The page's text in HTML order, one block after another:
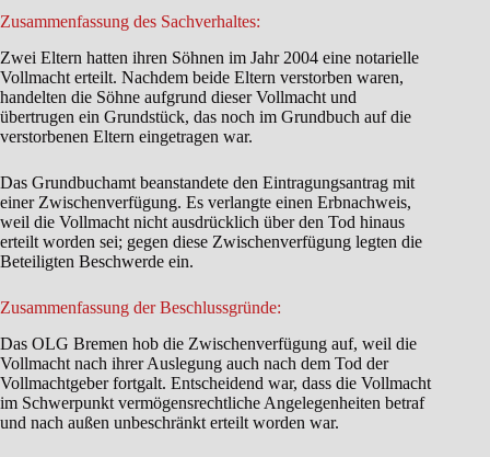
Zusammenfassung des Sachverhaltes:
Zwei Eltern hatten ihren Söhnen im Jahr 2004 eine notarielle
Vollmacht erteilt. Nachdem beide Eltern verstorben waren,
handelten die Söhne aufgrund dieser Vollmacht und
übertrugen ein Grundstück, das noch im Grundbuch auf die
verstorbenen Eltern eingetragen war.
Das Grundbuchamt beanstandete den Eintragungsantrag mit
einer Zwischenverfügung. Es verlangte einen Erbnachweis,
weil die Vollmacht nicht ausdrücklich über den Tod hinaus
erteilt worden sei; gegen diese Zwischenverfügung legten die
Beteiligten Beschwerde ein.
Zusammenfassung der Beschlussgründe:
Das OLG Bremen hob die Zwischenverfügung auf, weil die
Vollmacht nach ihrer Auslegung auch nach dem Tod der
Vollmachtgeber fortgalt. Entscheidend war, dass die Vollmacht
im Schwerpunkt vermögensrechtliche Angelegenheiten betraf
und nach außen unbeschränkt erteilt worden war.